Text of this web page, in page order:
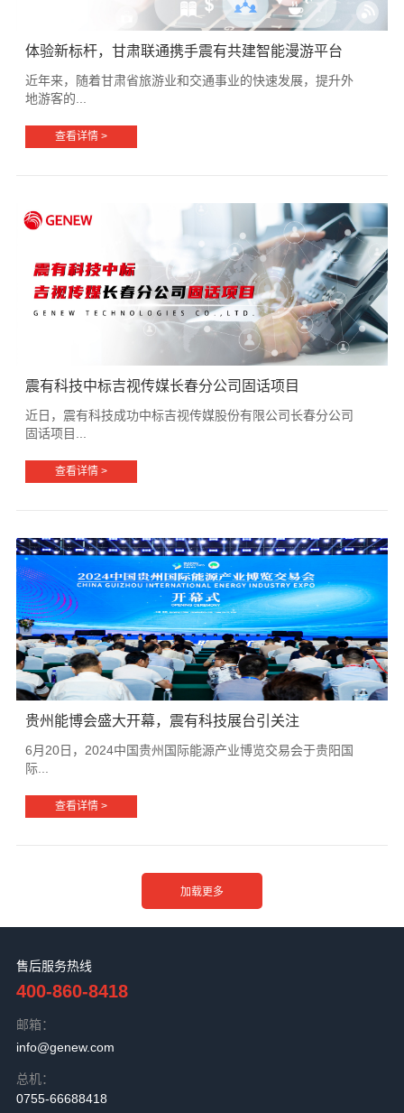
体验新标杆，甘肃联通携手震有共建智能漫游平台
近年来，随着甘肃省旅游业和交通事业的快速发展，提升外
地游客的...
查看详情 >
震有科技中标吉视传媒长春分公司固话项目
近日，震有科技成功中标吉视传媒股份有限公司长春分公司
固话项目...
查看详情 >
贵州能博会盛大开幕，震有科技展台引关注
6月20日，2024中国贵州国际能源产业博览交易会于贵阳国
际...
查看详情 >
售后服务热线
400-860-8418
邮箱：
info@genew.com
总机：
0755-66688418